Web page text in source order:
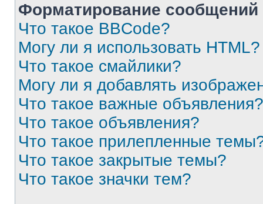
Форматирование
Что такое BBCode?
Могу ли я использовать HTML?
Что такое смайлики?
Могу ли я добавлять
Что такое важные объявления?
Что такое объявления?
Что такое прилепленные
Что такое закрытые темы?
Что такое значки тем?